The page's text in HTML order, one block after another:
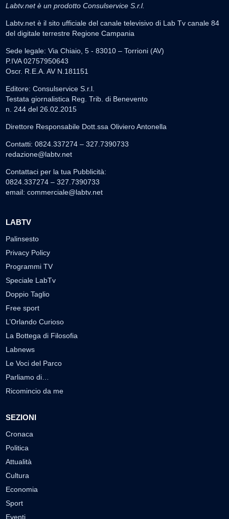
Labtv.net è un prodotto Consulservice S.r.l.
Labtv.net è il sito ufficiale del canale televisivo di Lab Tv canale 84
del digitale terrestre Regione Campania
Sede legale: Via Chiaio, 5 - 83010 – Torrioni (AV)
P.IVA 02757950643
Oscr. R.E.A. AV N.181151
Editore: Consulservice S.r.l.
Testata giornalistica Reg. Trib. di Benevento
n. 244 del 26.02.2015
Direttore Responsabile Dott.ssa Oliviero Antonella
Contatti: 0824.337274 – 327.7390733
redazione@labtv.net
Contattaci per la tua Pubblicità:
0824.337274 – 327.7390733
email: commerciale@labtv.net
LABTV
Palinsesto
Privacy Policy
Programmi TV
Speciale LabTv
Doppio Taglio
Free sport
L’Orlando Curioso
La Bottega di Filosofia
Labnews
Le Voci del Parco
Parliamo di…
Ricomincio da me
SEZIONI
Cronaca
Politica
Attualità
Cultura
Economia
Sport
Eventi